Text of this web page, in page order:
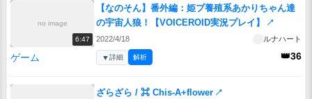
no image
6:47
【なのそん】番外編：姫プ養殖系あかりちゃん達
の宇宙人狼！【VOICEROID実況プレイ】
↗
2022/4/18 ルナハート
ゲーム 👑36
▼詳細 解析
ざらざら / ⌘ Chis-A+flower ↗